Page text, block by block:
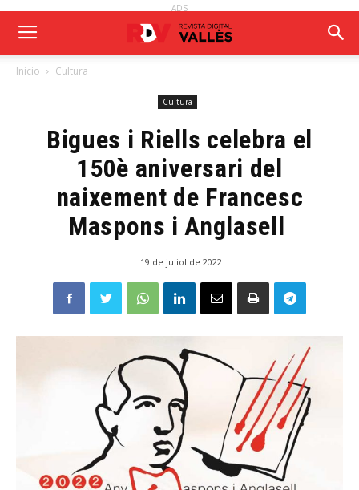
ADS
Inicio Cultura
Cultura
Bigues i Riells celebra el
150è aniversari del
naixement de Francesc
Maspons i Anglasell
19 de juliol de 2022